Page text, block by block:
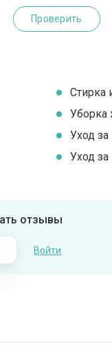
Проверить
Стирка
Уборка
Уход
Уход
отзывы
Войти